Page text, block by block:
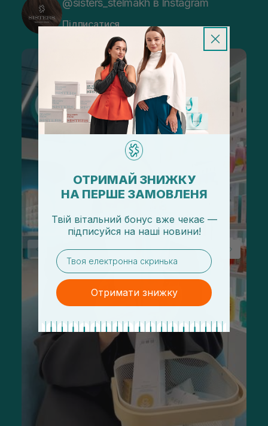
@sisters_stelmakh в Instagram
Підписатися
ОТРИМАЙ ЗНИЖКУ
НА ПЕРШЕ ЗАМОВЛЕНЯ
Твій вітальний бонус вже чекає —
підписуйся на наші новини!
email
Отримати знижку